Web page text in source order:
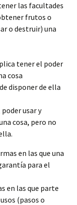
las facultades
frutos o
o destruir) una
tener el poder
cosa
disponer de ella
usar y
cosa, pero no
en las que una
para el
en las que parte
(pasos o